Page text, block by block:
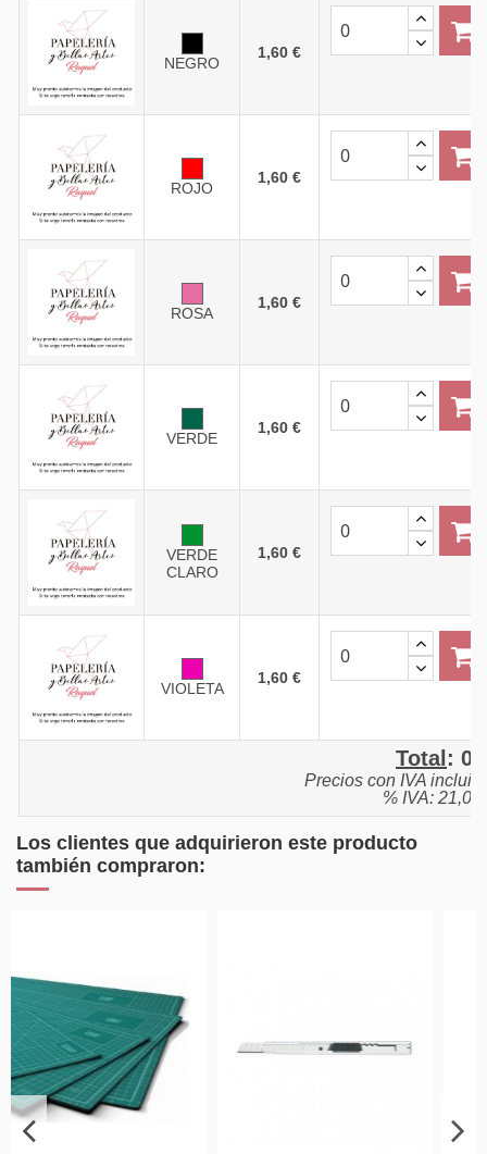
NEGRO
1,60 €
ROJO
1,60 €
ROSA
1,60 €
VERDE
1,60 €
VERDE
CLARO
1,60 €
VIOLETA
1,60 €
Total :
Precios con IVA
% IVA:
Los clientes que adquirieron este producto
también compraron: